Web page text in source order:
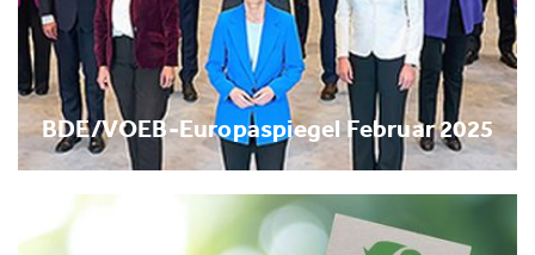
BDE/VOEB-Europaspiegel Februar 2025